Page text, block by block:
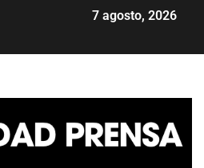
7 agosto, 2026